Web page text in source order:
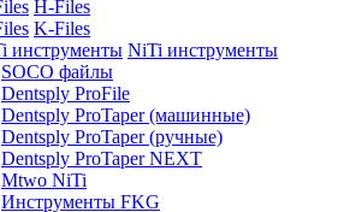
H-Files
K-Files
NiTi инструменты
SOCO файлы
Dentsply ProFile
Dentsply ProTaper (машинные)
Dentsply ProTaper (ручные)
Dentsply ProTaper NEXT
Mtwo NiTi
Инструменты FKG